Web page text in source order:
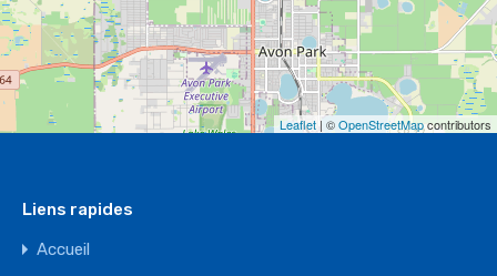
Leaflet | ©OpenStreetMapcontributors
Liens rapides
Accueil